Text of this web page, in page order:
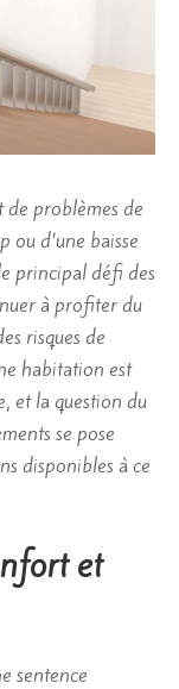
problèmes de
ou d’une baisse
principal défi des
à profiter du
risques de
habitation est
et la question du
se pose
disponibles à ce
et
sentence